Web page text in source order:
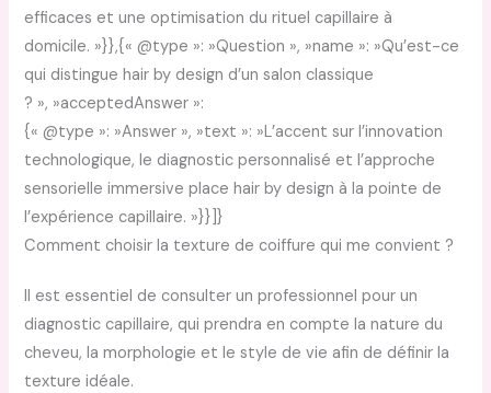
efficaces et une optimisation du rituel capillaire à
domicile. »}},{« @type »: »Question », »name »: »Qu’est-ce
qui distingue hair by design d’un salon classique
? », »acceptedAnswer »:
{« @type »: »Answer », »text »: »L’accent sur l’innovation
technologique, le diagnostic personnalisé et l’approche
sensorielle immersive place hair by design à la pointe de
l’expérience capillaire. »}}]}
Comment choisir la texture de coiffure qui me convient ?
Il est essentiel de consulter un professionnel pour un
diagnostic capillaire, qui prendra en compte la nature du
cheveu, la morphologie et le style de vie afin de définir la
texture idéale.